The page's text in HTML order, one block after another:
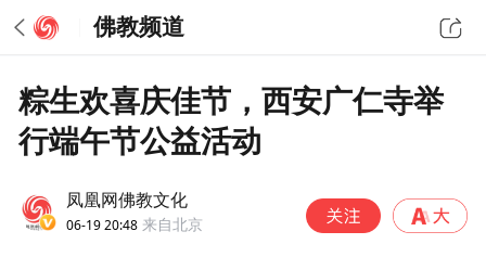
佛教频道
粽生欢喜庆佳节，西安广仁寺举
行端午节公益活动
凤凰网佛教文化
06-19 20:48 来自北京